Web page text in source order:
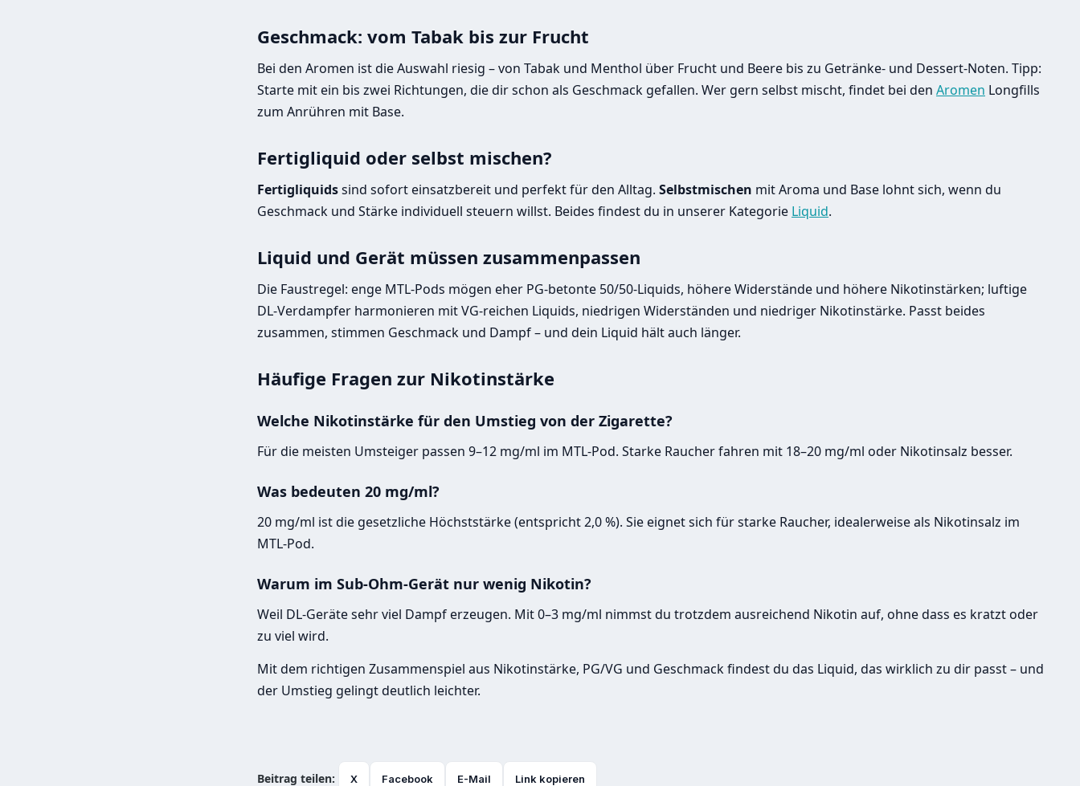
Geschmack: vom Tabak bis zur Frucht
Bei den Aromen ist die Auswahl riesig – von Tabak und Menthol über Frucht und Beere bis zu Getränke- und Dessert-Noten. Tipp:
Starte mit ein bis zwei Richtungen, die dir schon als Geschmack gefallen. Wer gern selbst mischt, findet bei den Aromen Longfills
zum Anrühren mit Base.
Fertigliquid oder selbst mischen?
Fertigliquidssind sofort einsatzbereit und perfekt für den Alltag. Selbstmischen mit Aroma und Base lohnt sich, wenn du
Geschmack und Stärke individuell steuern willst. Beides findest du in unserer Kategorie Liquid.
Liquid und Gerät müssen zusammenpassen
Die Faustregel: enge MTL-Pods mögen eher PG-betonte 50/50-Liquids, höhere Widerstände und höhere Nikotinstärken; luftige
DL-Verdampfer harmonieren mit VG-reichen Liquids, niedrigen Widerständen und niedriger Nikotinstärke. Passt beides
zusammen, stimmen Geschmack und Dampf – und dein Liquid hält auch länger.
Häufige Fragen zur Nikotinstärke
Welche Nikotinstärke für den Umstieg von der Zigarette?
Für die meisten Umsteiger passen 9–12 mg/ml im MTL-Pod. Starke Raucher fahren mit 18–20 mg/ml oder Nikotinsalz besser.
Was bedeuten 20 mg/ml?
20 mg/ml ist die gesetzliche Höchststärke (entspricht 2,0 %). Sie eignet sich für starke Raucher, idealerweise als Nikotinsalz im
MTL-Pod.
Warum im Sub-Ohm-Gerät nur wenig Nikotin?
Weil DL-Geräte sehr viel Dampf erzeugen. Mit 0–3 mg/ml nimmst du trotzdem ausreichend Nikotin auf, ohne dass es kratzt oder
zu viel wird.
Mit dem richtigen Zusammenspiel aus Nikotinstärke, PG/VG und Geschmack findest du das Liquid, das wirklich zu dir passt – und
der Umstieg gelingt deutlich leichter.
Beitrag teilen: X Facebook E-Mail Link kopieren